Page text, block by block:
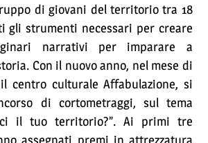
di giovani del territorio tra 18
gli strumenti necessari per creare
narrativi per imparare a
Con il nuovo anno, nel mese di
centro culturale Affabulazione, si
di cortometraggi, sul tema
il tuo territorio?”. Ai primi tre